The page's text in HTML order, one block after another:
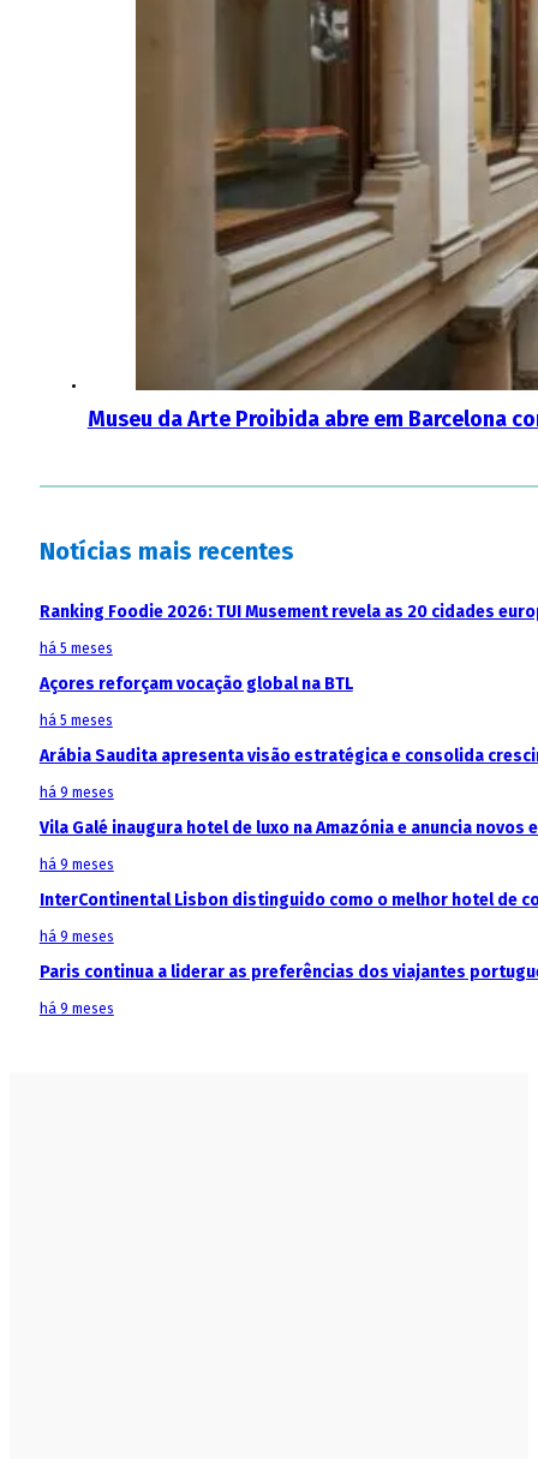
Museu da Arte Proibida abre em Barcelona
Notícias mais recentes
Ranking Foodie 2026: TUI Musement revela as 20 cidades
há 5 meses
Açores reforçam vocação global na BTL
há 5 meses
Arábia Saudita apresenta visão estratégica e consolida
há 9 meses
Vila Galé inaugura hotel de luxo na Amazónia e anuncia
há 9 meses
InterContinental Lisbon distinguido como o melhor hotel de
há 9 meses
Paris continua a liderar as preferências dos viajantes
há 9 meses